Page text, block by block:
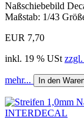
Naßschiebebild
Maßstab: 1/43
EUR 7,70
inkl. 19 % USt zzgl.
mehr... In den